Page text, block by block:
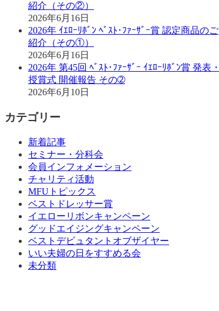
紹介（その②）
2026年6月16日
2026年 ｲｴﾛｰﾘﾎﾞﾝ ﾍﾞｽﾄ･ﾌｧｰｻﾞｰ賞 認定商品のご
紹介（その①）
2026年6月16日
2026年 第45回 ﾍﾞｽﾄ･ﾌｧｰｻﾞｰ ｲｴﾛｰﾘﾎﾞﾝ賞 発表・
授賞式 開催報告 その➁
2026年6月10日
カテゴリー
新着記事
セミナー・分科会
会員インフォメーション
チャリティ活動
MFUトピックス
ベストドレッサー賞
イエローリボンキャンペーン
グッドエイジングキャンペーン
ベストデビュタントオブザイヤー
いい夫婦の日をすすめる会
未分類